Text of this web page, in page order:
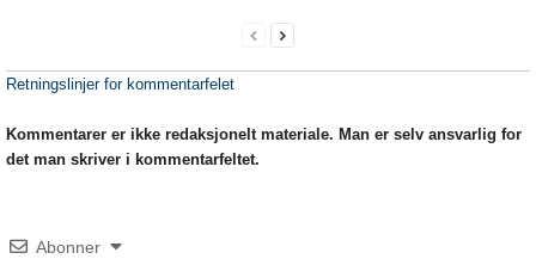
Retningslinjer for kommentarfelet
Kommentarer er ikke redaksjonelt materiale. Man er selv ansvarlig for
det man skriver i kommentarfeltet.
Abonner